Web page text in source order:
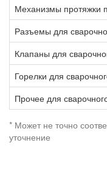
Механизмы протяжки
Разъемы для
Клапаны для
Горелки для
Прочее для
* Может не точно
уточнение